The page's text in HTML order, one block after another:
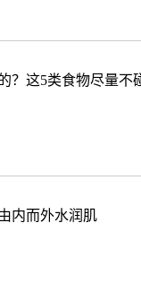
？这5类食物尽量不
内而外水润肌